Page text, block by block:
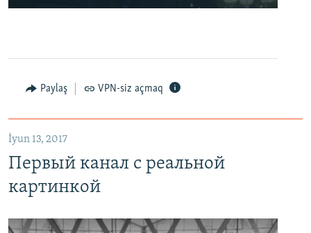
Paylaş VPN-siz açmaq
İyun 13, 2017
Первый канал с реальной
картинкой